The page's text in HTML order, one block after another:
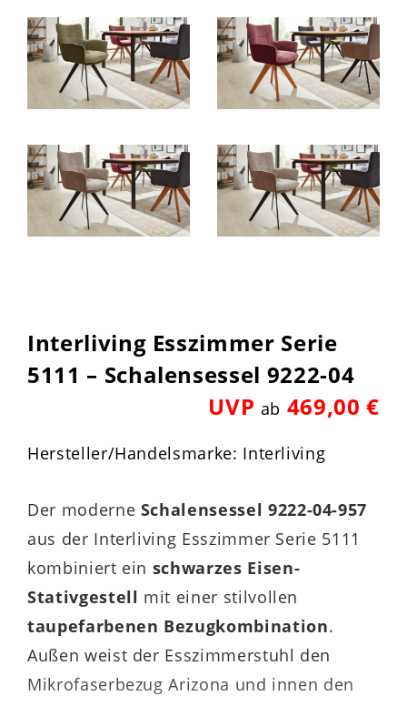
Interliving Esszimmer Serie
5111 – Schalensessel 9222-04
UVP ab 469,00 €
Hersteller/Handelsmarke: Interliving
Der moderne Schalensessel 9222-04-957
aus der Interliving Esszimmer Serie 5111
kombiniert ein schwarzes Eisen-
Stativgestell mit einer stilvollen
taupefarbenen Bezugkombination.
Außen weist der Esszimmerstuhl den
Mikrofaserbezug Arizona und innen den